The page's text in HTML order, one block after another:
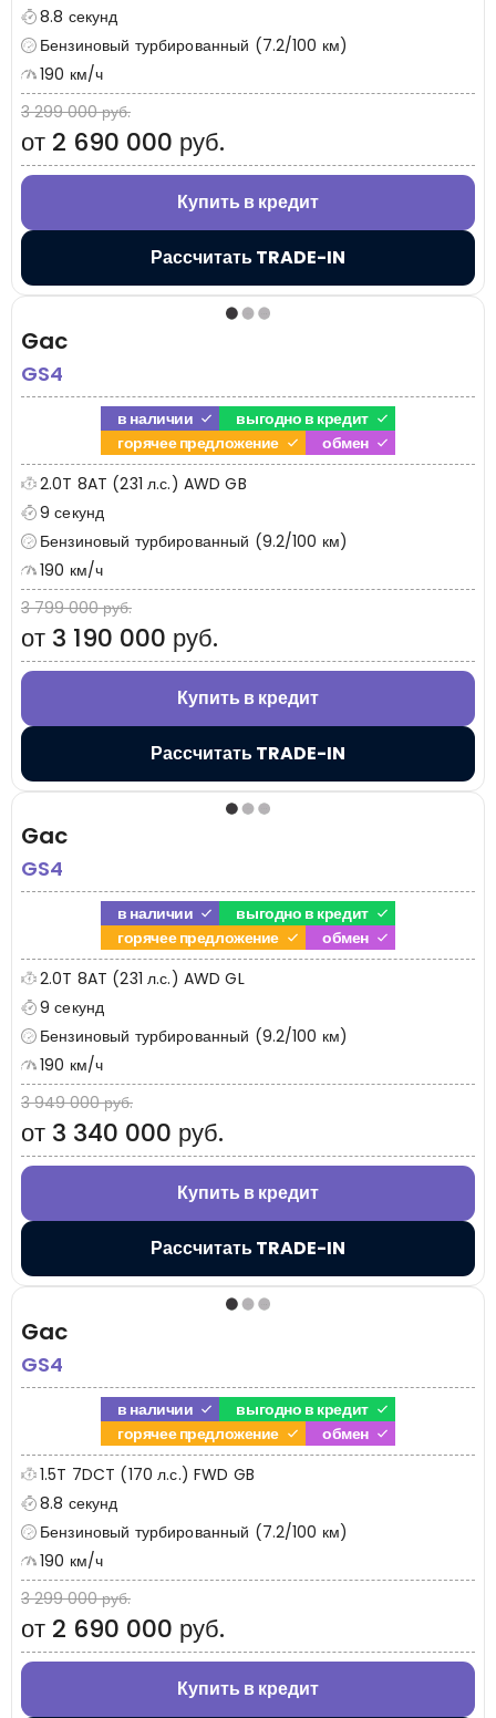
8.8 секунд
Бензиновый турбированный (7.2/100 км)
190 км/ч
3 299 000 руб.
от 2 690 000 руб.
Купить в кредит
Рассчитать TRADE-IN
Gac
GS4
в наличии
выгодно в кредит
горячее предложение
обмен
2.0T 8AT (231 л.с.) AWD GB
9 секунд
Бензиновый турбированный (9.2/100 км)
190 км/ч
3 799 000 руб.
от 3 190 000 руб.
Купить в кредит
Рассчитать TRADE-IN
Gac
GS4
в наличии
выгодно в кредит
горячее предложение
обмен
2.0T 8AT (231 л.с.) AWD GL
9 секунд
Бензиновый турбированный (9.2/100 км)
190 км/ч
3 949 000 руб.
от 3 340 000 руб.
Купить в кредит
Рассчитать TRADE-IN
Gac
GS4
в наличии
выгодно в кредит
горячее предложение
обмен
1.5T 7DCT (170 л.с.) FWD GB
8.8 секунд
Бензиновый турбированный (7.2/100 км)
190 км/ч
3 299 000 руб.
от 2 690 000 руб.
Купить в кредит